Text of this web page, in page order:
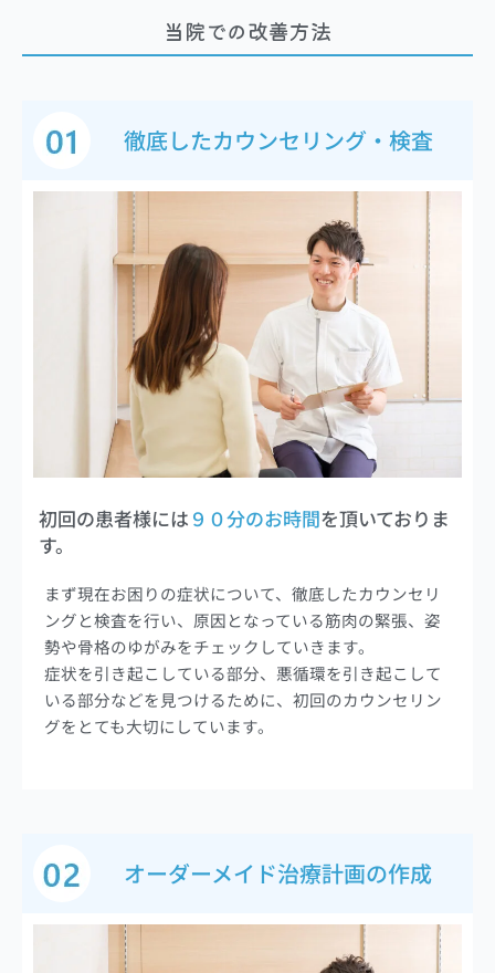
当院での改善方法
徹底したカウンセリング・検査
初回の患者様には ９０分のお時間を頂いておりま
す。
まず現在お困りの症状について、徹底したカウンセリ
ングと検査を行い、原因となっている筋肉の緊張、姿
勢や骨格のゆがみをチェックしていきます。
症状を引き起こしている部分、悪循環を引き起こして
いる部分などを見つけるために、初回のカウンセリン
グをとても大切にしています。
オーダーメイド治療計画の作成